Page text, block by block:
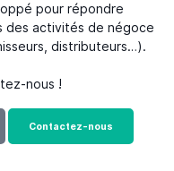
pour répondre
des activités de négoce
distributeurs…).
nous !
Contactez-nous